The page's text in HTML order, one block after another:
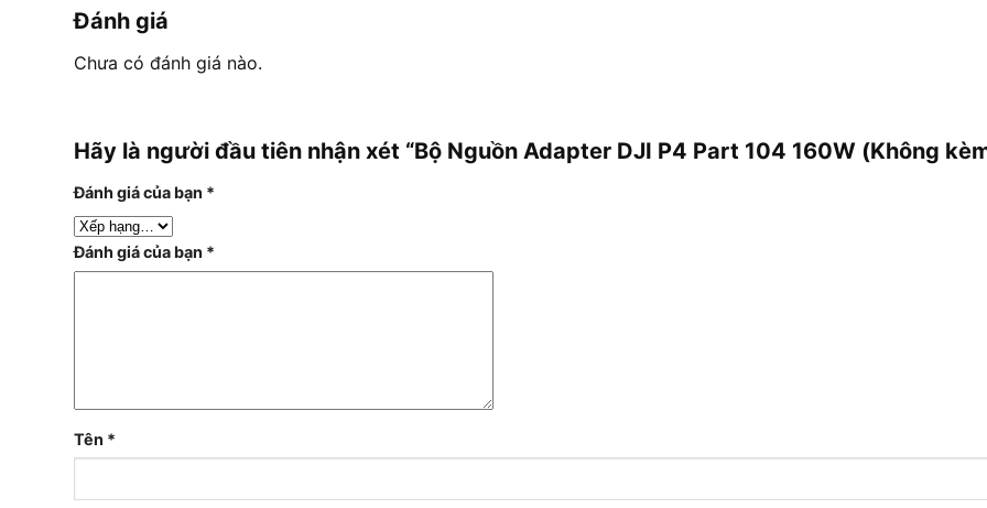
Đánh giá
Chưa có đánh giá nào.
Hãy là người đầu tiên nhận xét “Bộ Nguồn Adapter DJI P4 Part 104 160W (Không
Đánh giá của bạn *
Đánh giá của bạn *
Tên *